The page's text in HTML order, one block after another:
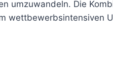
umzuwandeln. Die
wettbewerbsintensiven